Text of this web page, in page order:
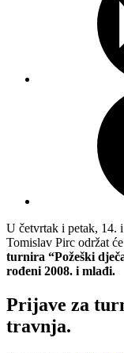
U četvrtak i petak, 14.
Tomislav Pirc održat
turnira “Požeški
rođeni 2008. i mlađi.
Prijave za
travnja.